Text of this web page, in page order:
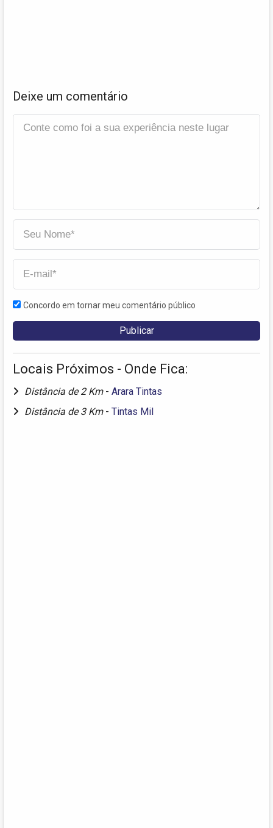
Deixe um comentário
Concordo em tornar meu comentário público
Locais Próximos - Onde Fica:
Distância de 2 Km - Arara Tintas
Distância de 3 Km - Tintas Mil